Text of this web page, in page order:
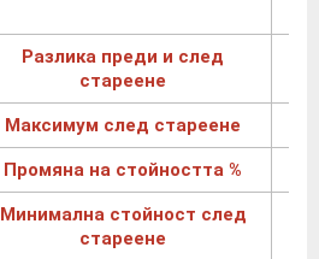
Разлика преди и след
стареене
Максимум след стареене
Промяна на стойността %
Минимална стойност след
стареене